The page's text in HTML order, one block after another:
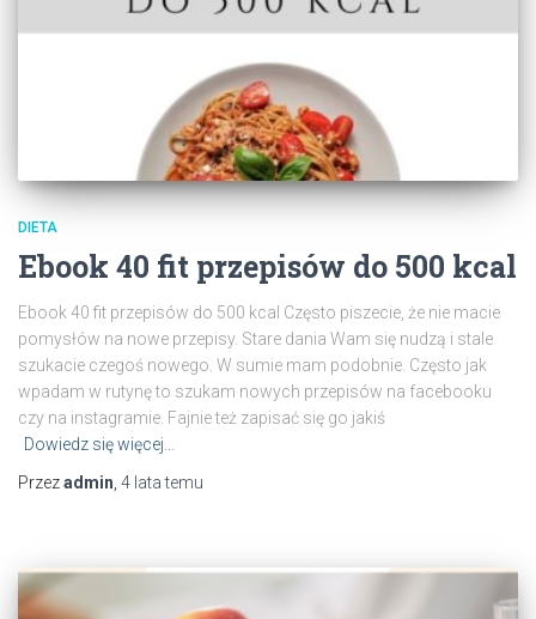
DIETA
Ebook 40 fit przepisów do 500 kcal
Ebook 40 fit przepisów do 500 kcal Często piszecie, że nie macie
pomysłów na nowe przepisy. Stare dania Wam się nudzą i stale
szukacie czegoś nowego. W sumie mam podobnie. Często jak
wpadam w rutynę to szukam nowych przepisów na facebooku
czy na instagramie. Fajnie też zapisać się go jakiś
Dowiedz się więcej…
Przezadmin, 4 latatemu